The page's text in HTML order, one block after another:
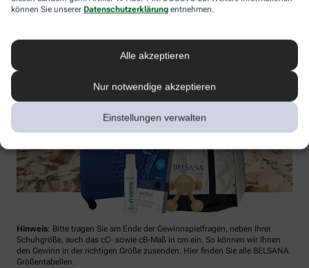
können Sie unserer Datenschutzerklärung entnehmen.
Alle akzeptieren
Nur notwendige akzeptieren
Einstellungen verwalten
Hinweis: Bitte tragen Sie am Ende der Gewinnspielfragen, neben Ihrer
Schuhgröße, auch das cC- sowie cB-Maß in cm ein. So können wir Ihnen
den Gewinn in der richtigen Größe zusenden. Hier finden Sie alle BELSANA
Größentabellen.